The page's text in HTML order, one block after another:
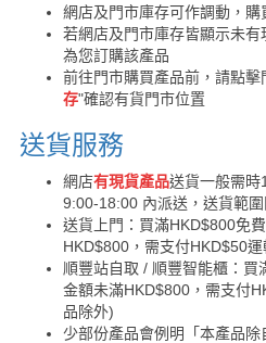
網店及門市庫存可作調動，
若網店及門市庫存皆顯示未
為您訂購該產品
前往門市購買產品前，請點擊
存"確認有貨門市位置
送貨服務
網店有現貨產品送貨一般需時
9:00-18:00 內派送，送貨範圍
送貨上門：買滿HKD$800免
HKD$800，需支付HKD$50
順豐站自取 / 順豐智能櫃：買
金額未滿HKD$800，需支付
品除外)
少部份產品會例明「本產品